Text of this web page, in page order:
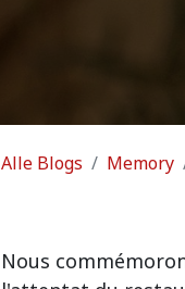
Alle Blogs Memory
Nous